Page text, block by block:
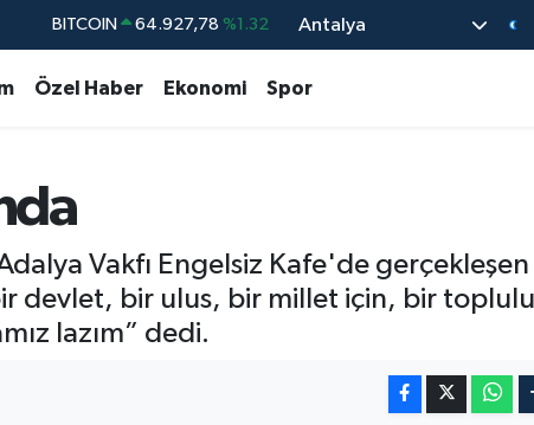
BITCOIN 64.927,78 %1.32
GRAM ALTIN
Antalya
Özel Haber Ekonomi Spor
Vakfı Engelsiz Kafe'de gerçekleşen
devlet, bir ulus, bir millet için, bir
lazım” dedi.